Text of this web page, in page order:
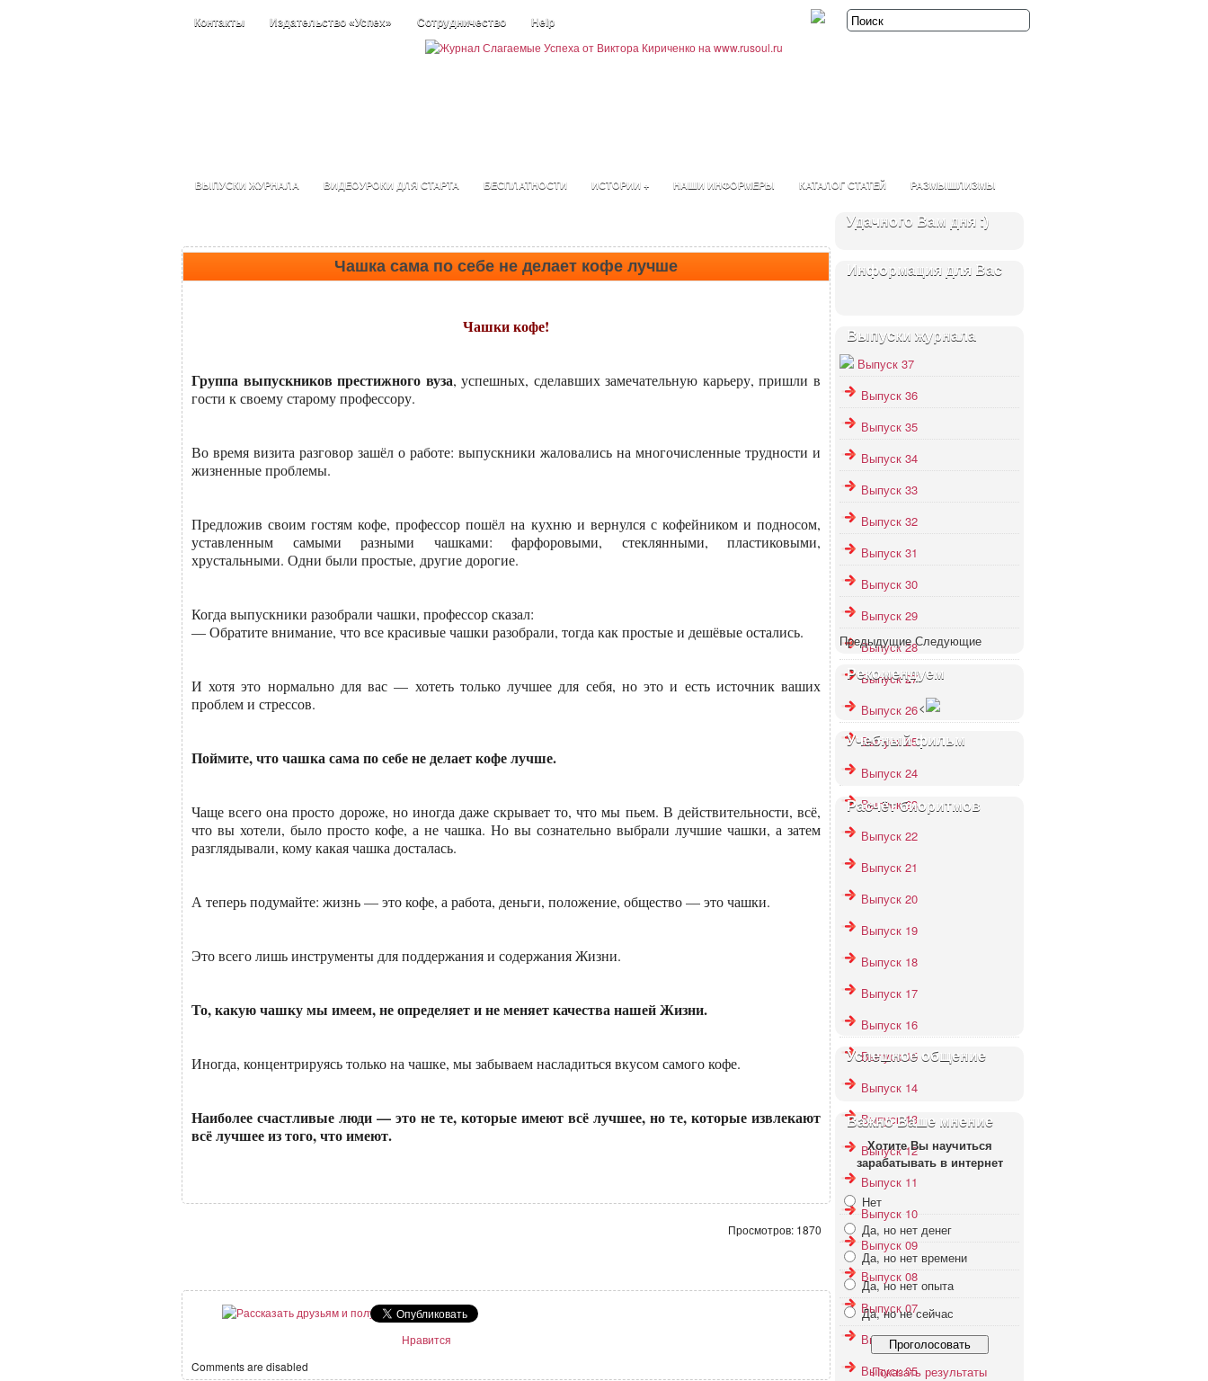
Контакты Издательство «Успех» Сотрудничество Help
ВЫПУСКИ ЖУРНАЛА ВИДЕОУРОКИ ДЛЯ СТАРТА БЕСПЛАТНОСТИ ИСТОРИИ + НАШИ ИНФОРМЕРЫ КАТАЛОГ СТАТЕЙ РАЗМЫШЛИЗМЫ
Чашка сама по себе не делает кофе лучше
Чашки кофе!
Группа выпускников престижного вуза, успешных, сделавших замечательную карьеру, пришли в
гости к своему старому профессору.
Во время визита разговор зашёл о работе: выпускники жаловались на многочисленные трудности и
жизненные проблемы.
Предложив своим гостям кофе, профессор пошёл на кухню и вернулся с кофейником и подносом,
уставленным самыми разными чашками: фарфоровыми, стеклянными, пластиковыми,
хрустальными. Одни были простые, другие дорогие.
Когда выпускники разобрали чашки, профессор сказал:
— Обратите внимание, что все красивые чашки разобрали, тогда как простые и дешёвые остались.
И хотя это нормально для вас — хотеть только лучшее для себя, но это и есть источник ваших
проблем и стрессов.
Поймите, что чашка сама по себе не делает кофе лучше.
Чаще всего она просто дороже, но иногда даже скрывает то, что мы пьем. В действительности, всё,
что вы хотели, было просто кофе, а не чашка. Но вы сознательно выбрали лучшие чашки, а затем
разглядывали, кому какая чашка досталась.
А теперь подумайте: жизнь — это кофе, а работа, деньги, положение, общество — это чашки.
Это всего лишь инструменты для поддержания и содержания Жизни.
То, какую чашку мы имеем, не определяет и не меняет качества нашей Жизни.
Иногда, концентрируясь только на чашке, мы забываем насладиться вкусом самого кофе.
Наиболее счастливые люди — это не те, которые имеют всё лучшее, но те, которые извлекают
всё лучшее из того, что имеют.
Просмотров: 1870
Нравится
Comments are disabled
Удачного Вам дня :)
Информация для Вас
Выпуски журнала
Выпуск 37
Выпуск 36
Выпуск 35
Выпуск 34
Выпуск 33
Выпуск 32
Выпуск 31
Выпуск 30
Выпуск 29
Выпуск 28
Выпуск 27
Выпуск 26
Выпуск 25
Выпуск 24
Выпуск 23
Выпуск 22
Выпуск 21
Выпуск 20
Выпуск 19
Выпуск 18
Выпуск 17
Выпуск 16
Выпуск 15
Выпуск 14
Выпуск 13
Выпуск 12
Выпуск 11
Выпуск 10
Выпуск 09
Выпуск 08
Выпуск 07
Выпуск 06
Выпуск 05
Предыдущие Следующие
Рекомендуем
<
Учебный фильм
Расчёт биоритмов
Успешное общение
Важно Ваше мнение
Хотите Вы научиться
зарабатывать в интернет
Нет
Да, но нет денег
Да, но нет времени
Да, но нет опыта
Да, но не сейчас
Показать результаты